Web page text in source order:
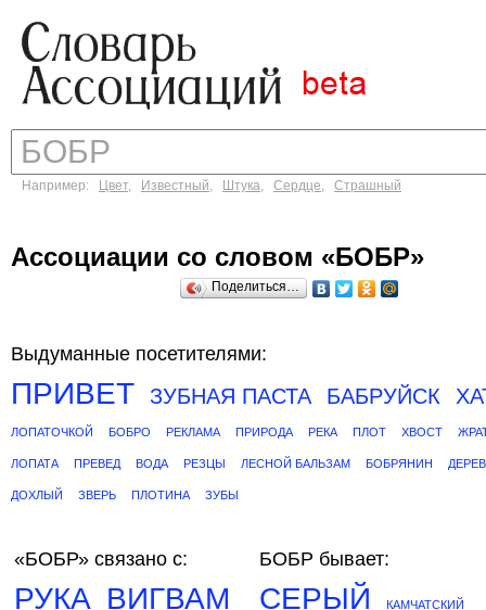
Например: Цвет, Известный, Штука, Сердце, Страшный
Ассоциации со словом «БОБР»
Поделиться…
Выдуманные посетителями:
ПРИВЕТ ЗУБНАЯ ПАСТА БАБРУЙСК
ЛОПАТОЧКОЙ БОБРО РЕКЛАМА ПРИРОДА РЕКА ПЛОТ ХВОСТ
ЛОПАТА ПРЕВЕД ВОДА РЕЗЦЫ ЛЕСНОЙ БАЛЬЗАМ БОБРЯНИН
ДОХЛЫЙ ЗВЕРЬ ПЛОТИНА ЗУБЫ
«БОБР» связано с:
РУКА ВИГВАМ
БОБР бывает:
СЕРЫЙ КАМЧАТСКИЙ